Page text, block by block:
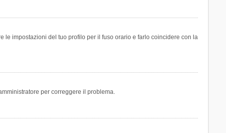
le impostazioni del tuo profilo per il fuso orario e farlo coincidere con la
per correggere il problema.